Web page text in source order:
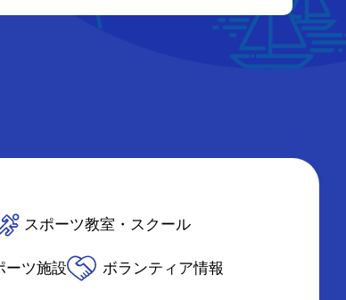
スポーツ教室・スクール
ーツ施設 ボランティア情報